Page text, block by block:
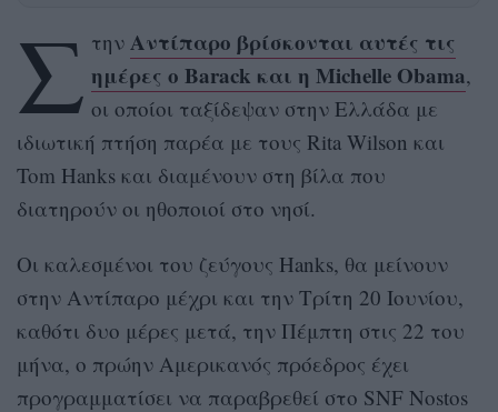
Σ την Αντίπαρο βρίσκονται αυτές τις
ημέρες ο Barack και η Michelle Obama,
οι οποίοι ταξίδεψαν στην Ελλάδα με
ιδιωτική πτήση παρέα με τους Rita Wilson και
Tom Hanks και διαμένουν στη βίλα που
διατηρούν οι ηθοποιοί στο νησί.
Οι καλεσμένοι του ζεύγους Hanks, θα μείνουν
στην Αντίπαρο μέχρι και την Τρίτη 20 Ιουνίου,
καθότι δυο μέρες μετά, την Πέμπτη στις 22 του
μήνα, ο πρώην Αμερικανός πρόεδρος έχει
προγραμματίσει να παραβρεθεί στο SNF Nostos